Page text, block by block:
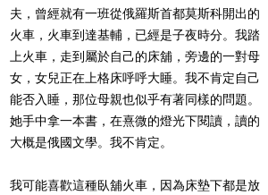
夫，曾經就有一班從俄羅斯首都莫斯科開出的
火車，火車到達基輔，已經是子夜時分。我踏
上火車，走到屬於自己的床舖，旁邊的一對母
女，女兒正在上格床呼呼大睡。我不肯定自己
能否入睡，那位母親也似乎有著同樣的問題。
她手中拿一本書，在熹微的燈光下閱讀，讀的
大概是俄國文學。我不肯定。
我可能喜歡這種臥舖火車，因為床墊下都是放